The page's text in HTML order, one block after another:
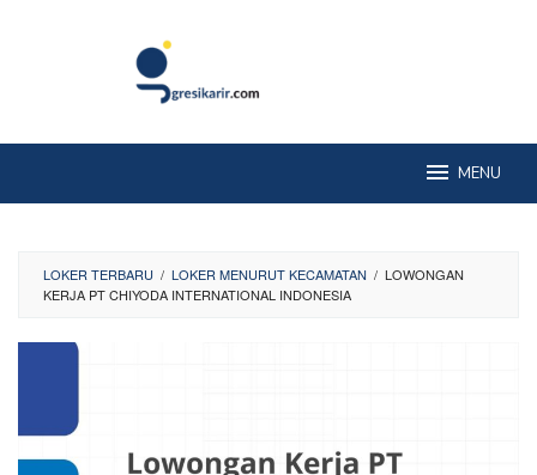
MENU
LOKER TERBARU / LOKER MENURUT KECAMATAN / LOWONGAN
KERJA PT CHIYODA INTERNATIONAL INDONESIA